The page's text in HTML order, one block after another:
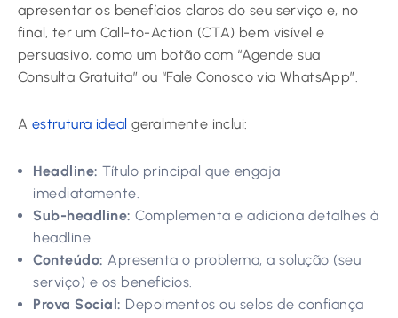
apresentar os benefícios claros do seu serviço e, no
final, ter um Call-to-Action (CTA) bem visível e
persuasivo, como um botão com “Agende sua
Consulta Gratuita” ou “Fale Conosco via WhatsApp”.
A estrutura ideal geralmente inclui:
Headline: Título principal que engaja
imediatamente.
Sub-headline: Complementa e adiciona detalhes à
headline.
Conteúdo: Apresenta o problema, a solução (seu
serviço) e os benefícios.
Prova Social: Depoimentos ou selos de confiança